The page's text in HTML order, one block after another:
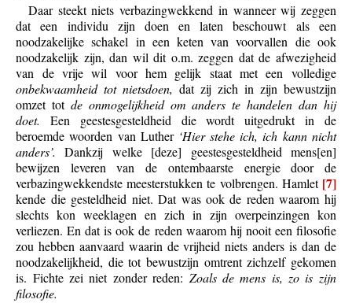
Daar steekt niets verbazingwekkend in wanneer wij zeggen
dat een individu zijn doen en laten beschouwt als een
noodzakelijke schakel in een keten van voorvallen die ook
noodzakelijk zijn, dan wil dit o.m. zeggen dat de afwezigheid
van de vrije wil voor hem gelijk staat met een volledige
onbekwaamheid tot nietsdoen, dat zij zich in zijn bewustzijn
omzet tot de onmogelijkheid om anders te handelen dan hij
doet.
Een geestesgesteldheid die wordt uitgedrukt in de
beroemde woorden van Luther ‘Hier stehe ich, ich kann nicht
anders’.
Dankzij welke [deze] geestesgesteldheid mens[en]
bewijzen leveren van de ontembaarste energie door de
verbazingwekkendste meesterstukken te volbrengen. Hamlet [7]
kende die gesteldheid niet. Dat was ook de reden waarom hij
slechts kon weeklagen en zich in zijn overpeinzingen kon
verliezen. En dat is ook de reden waarom hij nooit een filosofie
zou hebben aanvaard waarin de vrijheid niets anders is dan de
noodzakelijkheid, die tot bewustzijn omtrent zichzelf gekomen
is. Fichte zei niet zonder reden: Zoals de mens is, zo is zijn
filosofie.